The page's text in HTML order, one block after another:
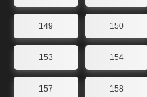
149 150
153 154
157 158